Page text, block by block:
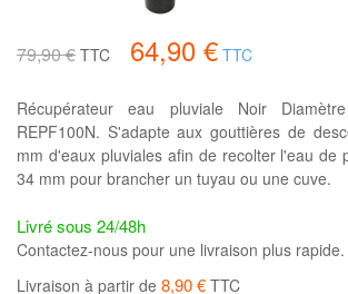
79,90 € TTC 64,90 € TTC
Récupérateur eau pluviale Noir
REPF100N. S'adapte aux gouttières de
mm d'eaux pluviales afin de recolter l'eau de
34 mm pour brancher un tuyau ou une cuve.
Livré sous 24/48h
Contactez-nous pour une livraison plus rapide.
Livraison à partir de 8,90 € TTC